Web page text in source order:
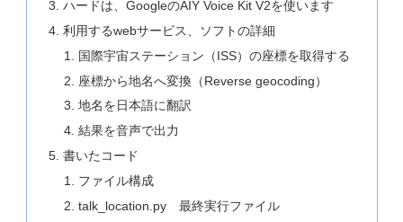
ハードは、GoogleのAIY Voice Kit V2を使います
利用するwebサービス、ソフトの詳細
国際宇宙ステーション（ISS）の座標を取得する
座標から地名へ変換（Reverse geocoding）
地名を日本語に翻訳
結果を音声で出力
書いたコード
ファイル構成
talk_location.py 最終実行ファイル